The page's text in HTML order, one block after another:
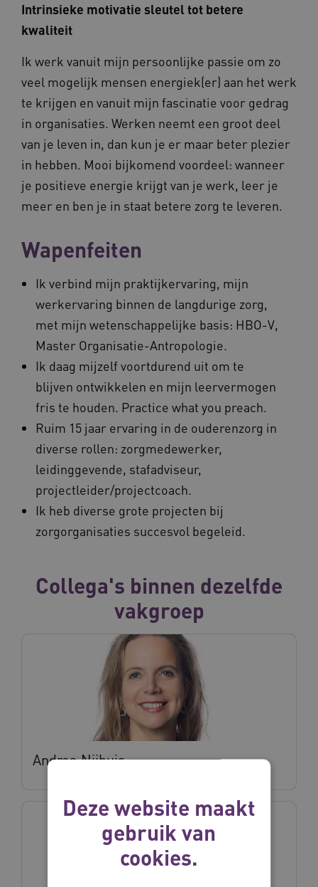
Intrinsieke motivatie sleutel tot betere
kwaliteit
Ik werk vanuit mijn persoonlijke passie om zo
veel mogelijk mensen energiek(er) aan het werk
te krijgen en vanuit mijn fascinatie voor gedrag
in organisaties. Werken neemt een groot deel
van je leven in, dan kun je er maar beter plezier
in hebben. Mooi bijkomend voordeel: wanneer
je positieve energie krijgt van je werk, leer je
meer en ben je in staat betere zorg te leveren.
Wapenfeiten
Ik verbind mijn praktijkervaring, mijn
werkervaring binnen de langdurige zorg,
met mijn wetenschappelijke basis: HBO-V,
Master Organisatie-Antropologie.
Ik daag mijzelf voortdurend uit om te
blijven ontwikkelen en mijn leervermogen
fris te houden. Practice what you preach.
Ruim 15 jaar ervaring in de ouderenzorg in
diverse rollen: zorgmedewerker,
leidinggevende, stafadviseur,
projectleider/projectcoach.
Ik heb diverse grote projecten bij
zorgorganisaties succesvol begeleid.
Collega's binnen dezelfde
vakgroep
Andrea Nijhuis
Deze website maakt
gebruik van
cookies.